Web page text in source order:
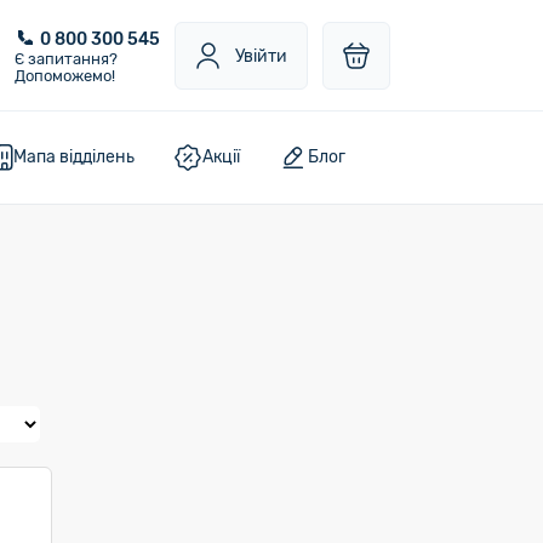
0 800 300 545
Є запитання?
Допоможемо!
Увійти
Мапа відділень Акції Блог